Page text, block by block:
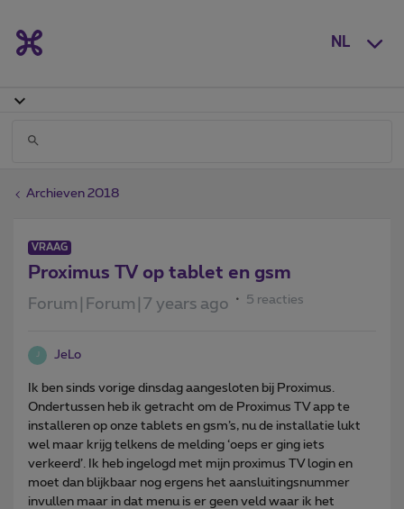
NL
Archieven 2018
VRAAG
Proximus TV op tablet en gsm
Forum|Forum|7 years ago 5 reacties
J JeLo
Ik ben sinds vorige dinsdag aangesloten bij Proximus.
Ondertussen heb ik getracht om de Proximus TV app te
installeren op onze tablets en gsm’s, nu de installatie lukt
wel maar krijg telkens de melding ‘oeps er ging iets
verkeerd’. Ik heb ingelogd met mijn proximus TV login en
moet dan blijkbaar nog ergens het aansluitingsnummer
invullen maar in dat menu is er geen veld waar ik het